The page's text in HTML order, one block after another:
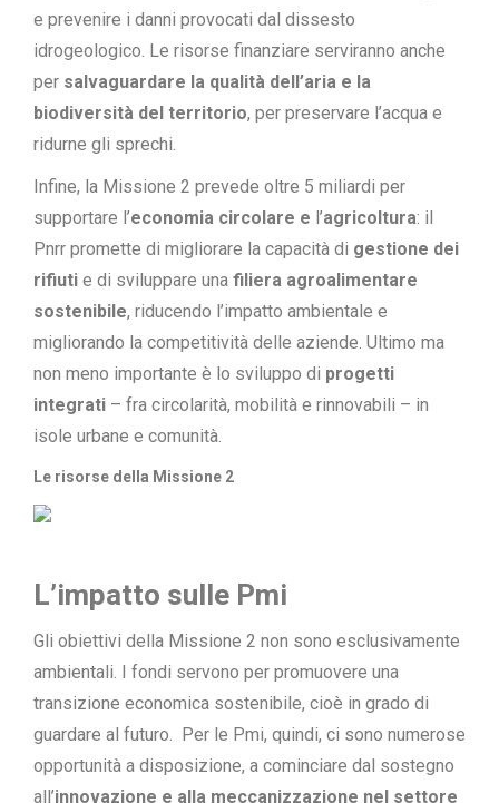
e prevenire i danni provocati dal dissesto
idrogeologico. Le risorse finanziare serviranno anche
per salvaguardare la qualità dell’aria e la
biodiversità del territorio, per preservare l’acqua e
ridurne gli sprechi.
Infine, la Missione 2 prevede oltre 5 miliardi per
supportare l’economia circolare e l’agricoltura: il
Pnrr promette di migliorare la capacità di gestione dei
rifiuti e di sviluppare una filiera agroalimentare
sostenibile, riducendo l’impatto ambientale e
migliorando la competitività delle aziende. Ultimo ma
non meno importante è lo sviluppo di progetti
integrati – fra circolarità, mobilità e rinnovabili – in
isole urbane e comunità.
Le risorse della Missione 2
L’impatto sulle Pmi
Gli obiettivi della Missione 2 non sono esclusivamente
ambientali. I fondi servono per promuovere una
transizione economica sostenibile, cioè in grado di
guardare al futuro. Per le Pmi, quindi, ci sono numerose
opportunità a disposizione, a cominciare dal sostegno
all’innovazione e alla meccanizzazione nel settore